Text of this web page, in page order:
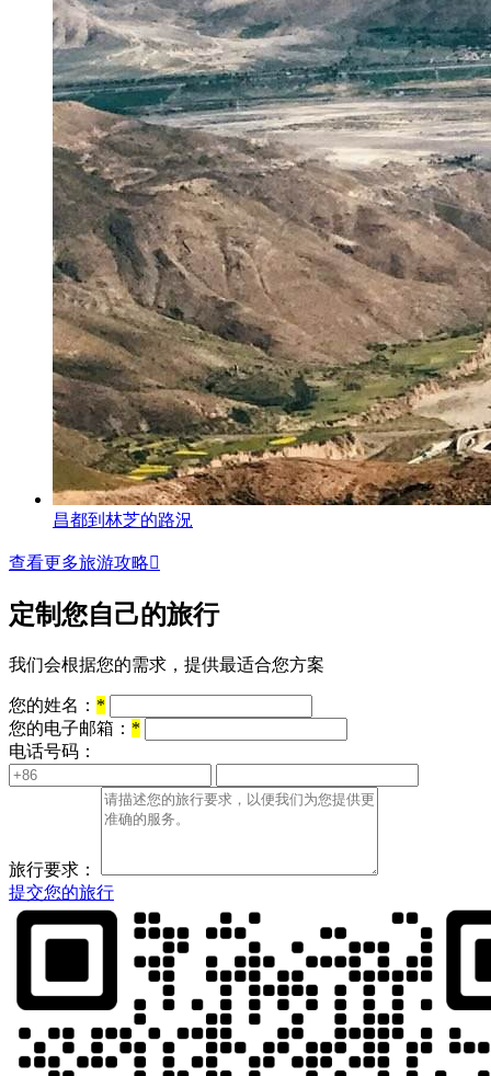
昌都到林芝的路況
查看更多旅游攻略
定制您自己的旅行
我们会根据您的需求，提供最适合您方案
您的姓名： *
您的电子邮箱： *
电话号码：
旅行要求：
提交您的旅行